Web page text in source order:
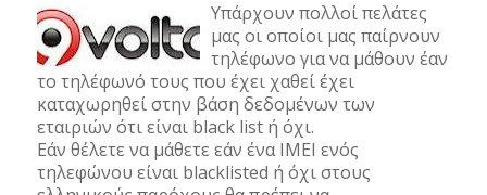
Υπάρχουν πολλοί πελάτες
μας οι οποίοι μας παίρνουν
τηλέφωνο για να μάθουν έαν
το τηλέφωνό τους που έχει χαθεί έχει
καταχωρηθεί στην βάση δεδομένων των
εταιριών ότι είναι black list ή όχι.
Εάν θέλετε να μάθετε εάν ένα IMEI ενός
τηλεφώνου είναι blacklisted ή όχι στους